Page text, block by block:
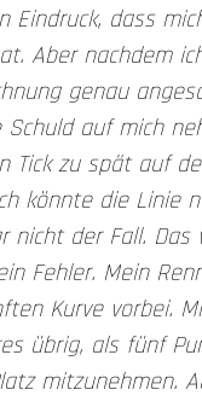
Eindruck, dass
Aber nachdem
genau
auf mich
Tick zu spät auf
könnte die Linie
nicht der Fall. Das
Fehler. Mein
Kurve vorbei.
übrig, als fünf
mitzunehmen.